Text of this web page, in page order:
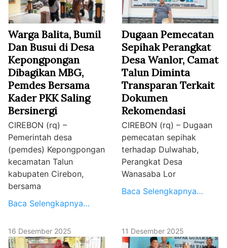
Warga Balita, Bumil
Dan Busui di Desa
Kepongpongan
Dibagikan MBG,
Pemdes Bersama
Kader PKK Saling
Bersinergi
CIREBON (rq) –
Pemerintah desa
(pemdes) Kepongpongan
kecamatan Talun
kabupaten Cirebon,
bersama
Baca Selengkapnya…
Dugaan Pemecatan
Sepihak Perangkat
Desa Wanlor, Camat
Talun Diminta
Transparan Terkait
Dokumen
Rekomendasi
CIREBON (rq) – Dugaan
pemecatan sepihak
terhadap Dulwahab,
Perangkat Desa
Wanasaba Lor
Baca Selengkapnya…
16 Desember 2025 11 Desember 2025